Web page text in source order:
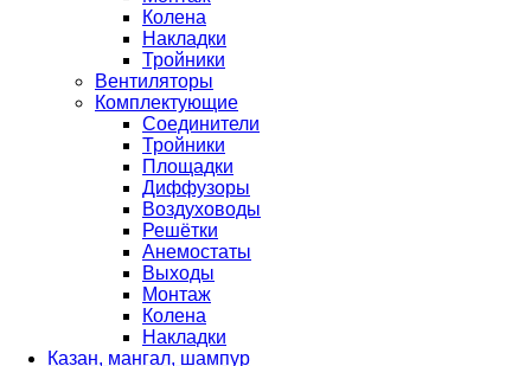
Колена
Накладки
Тройники
Вентиляторы
Комплектующие
Соединители
Тройники
Площадки
Диффузоры
Воздуховоды
Решётки
Анемостаты
Выходы
Монтаж
Колена
Накладки
Казан, мангал, шампур